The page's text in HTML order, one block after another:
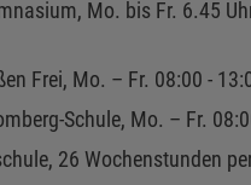
Mo. bis Fr. 6.45
Frei, Mo. – Fr. 08:00 -
Schule, Mo. – Fr.
26 Wochenstunden